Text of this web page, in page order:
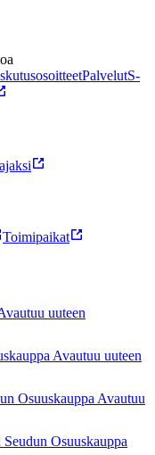
PalvelutS-
Toimipaikat
uuteen
Avautuu uuteen
Osuuskauppa Avautuu
Osuuskauppa